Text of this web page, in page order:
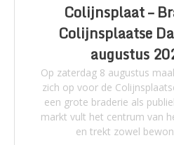
Colijnsplaat –
Colijnsplaatse
augustus
Op zaterdag 8 augustus
zich op voor de
een grote braderie als
markt vult het centrum van
en trekt zowel